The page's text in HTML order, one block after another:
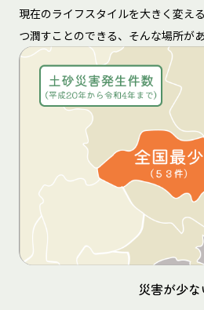
現在のライフスタイルを大きく変え
つ潤すことのできる、そんな場所が
災害が少な